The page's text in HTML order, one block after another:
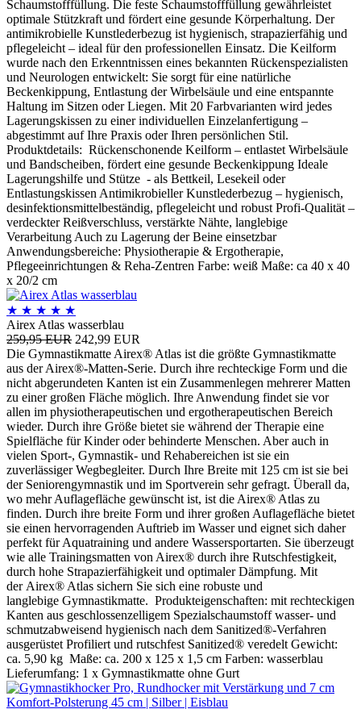
Schaumstofffüllung. Die feste Schaumstofffüllung gewährleistet
optimale Stützkraft und fördert eine gesunde Körperhaltung. Der
antimikrobielle Kunstlederbezug ist hygienisch, strapazierfähig und
pflegeleicht – ideal für den professionellen Einsatz. Die Keilform
wurde nach den Erkenntnissen eines bekannten Rückenspezialisten
und Neurologen entwickelt: Sie sorgt für eine natürliche
Beckenkippung, Entlastung der Wirbelsäule und eine entspannte
Haltung im Sitzen oder Liegen. Mit 20 Farbvarianten wird jedes
Lagerungskissen zu einer individuellen Einzelanfertigung –
abgestimmt auf Ihre Praxis oder Ihren persönlichen Stil.
Produktdetails: Rückenschonende Keilform – entlastet Wirbelsäule
und Bandscheiben, fördert eine gesunde Beckenkippung Ideale
Lagerungshilfe und Stütze - als Bettkeil, Lesekeil oder
Entlastungskissen Antimikrobieller Kunstlederbezug – hygienisch,
desinfektionsmittelbeständig, pflegeleicht und robust Profi-Qualität –
verdeckter Reißverschluss, verstärkte Nähte, langlebige
Verarbeitung Auch zu Lagerung der Beine einsetzbar
Anwendungsbereiche: Physiotherapie & Ergotherapie,
Pflegeeinrichtungen & Reha-Zentren Farbe: weiß Maße: ca 40 x 40
x 20/2 cm
★ ★ ★ ★ ★
Airex Atlas wasserblau
259,95 EUR 242,99 EUR
Die Gymnastikmatte Airex® Atlas ist die größte Gymnastikmatte
aus der Airex®-Matten-Serie. Durch ihre rechteckige Form und die
nicht abgerundeten Kanten ist ein Zusammenlegen mehrerer Matten
zu einer großen Fläche möglich. Ihre Anwendung findet sie vor
allen im physiotherapeutischen und ergotherapeutischen Bereich
wieder. Durch ihre Größe bietet sie während der Therapie eine
Spielfläche für Kinder oder behinderte Menschen. Aber auch in
vielen Sport-, Gymnastik- und Rehabereichen ist sie ein
zuverlässiger Wegbegleiter. Durch Ihre Breite mit 125 cm ist sie bei
der Seniorengymnastik und im Sportverein sehr gefragt. Überall da,
wo mehr Auflagefläche gewünscht ist, ist die Airex® Atlas zu
finden. Durch ihre breite Form und ihrer großen Auflagefläche bietet
sie einen hervorragenden Auftrieb im Wasser und eignet sich daher
perfekt für Aquatraining und andere Wassersportarten. Sie überzeugt
wie alle Trainingsmatten von Airex® durch ihre Rutschfestigkeit,
durch hohe Strapazierfähigkeit und optimaler Dämpfung. Mit
der Airex® Atlas sichern Sie sich eine robuste und
langlebige Gymnastikmatte. Produkteigenschaften: mit rechteckigen
Kanten aus geschlossenzelligem Spezialschaumstoff wasser- und
schmutzabweisend hygienisch nach dem Sanitized®-Verfahren
ausgerüstet Profiliert und rutschfest Sanitized® veredelt Gewicht:
ca. 5,90 kg Maße: ca. 200 x 125 x 1,5 cm Farben: wasserblau
Lieferumfang: 1 x Gymnastikmatte ohne Gurt